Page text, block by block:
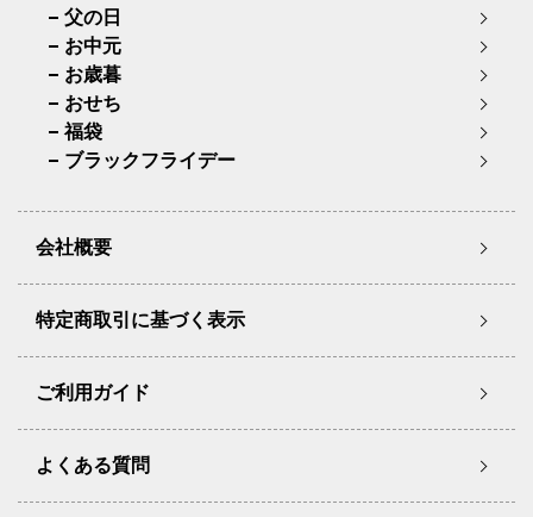
父の日
お中元
お歳暮
おせち
福袋
ブラックフライデー
会社概要
特定商取引に基づく表示
ご利用ガイド
よくある質問